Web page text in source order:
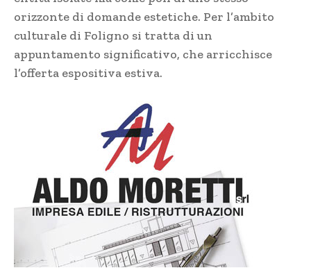
orizzonte di domande estetiche. Per l’ambito
culturale di Foligno si tratta di un
appuntamento significativo, che arricchisce
l’offerta espositiva estiva.